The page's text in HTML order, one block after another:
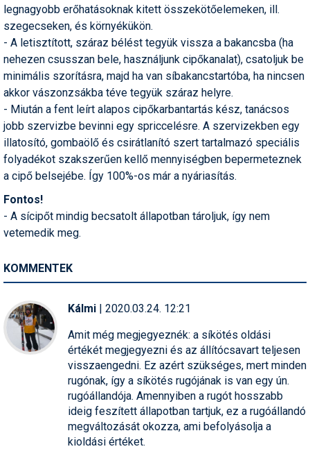
legnagyobb erőhatásoknak kitett összekötőelemeken, ill.
szegecseken, és környékükön.
- A letisztított, száraz bélést tegyük vissza a bakancsba (ha
nehezen csusszan bele, használjunk cipőkanalat), csatoljuk be
minimális szorításra, majd ha van síbakancstartóba, ha nincsen
akkor vászonzsákba téve tegyük száraz helyre.
- Miután a fent leírt alapos cipőkarbantartás kész, tanácsos
jobb szervizbe bevinni egy spriccelésre. A szervizekben egy
illatosító, gombaölő és csirátlanító szert tartalmazó speciális
folyadékot szakszerűen kellő mennyiségben bepermeteznek
a cipő belsejébe. Így 100%-os már a nyáriasítás.
Fontos!
- A sícipőt mindig becsatolt állapotban tároljuk, így nem
vetemedik meg.
KOMMENTEK
Kálmi | 2020.03.24. 12:21
Amit még megjegyeznék: a síkötés oldási
értékét megjegyezni és az állítócsavart teljesen
visszaengedni. Ez azért szükséges, mert minden
rugónak, így a síkötés rugójának is van egy ún.
rugóállandója. Amennyiben a rugót hosszabb
ideig feszített állapotban tartjuk, ez a rugóállandó
megváltozását okozza, ami befolyásolja a
kioldási értéket.